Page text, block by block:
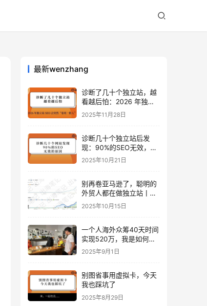
最新wenzhang
诊断了几十个独立站，越
看越后怕：2026 年独立
站 SEO 可能会突然“卷死
一批人”？
2025年11月28日
诊断几十个独立站后发
现：90%的SEO无效，是
因为忽略了这关键一步
2025年10月21日
别再卷亚马逊了，聪明的
外贸人都在做独立站丨出
海笔记
2025年10月15日
一个人海外众筹40天时间
实现520万，我是如何做
到的？丨出海笔记
2025年9月1日
别图省事用虚拟卡，今天
我也踩坑了
2025年8月29日